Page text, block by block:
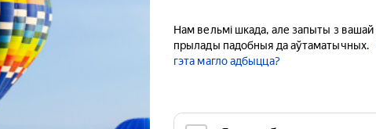
Нам вельмі шкада, але запыты з вашай
прылады падобныя да аўтаматычных.
гэта магло адбыцца?